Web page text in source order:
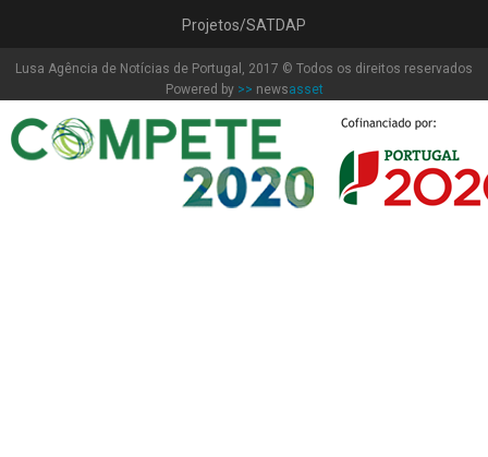
Projetos/SATDAP
Lusa Agência de Notícias de Portugal, 2017 © Todos os direitos reservados
Powered by >> newsasset